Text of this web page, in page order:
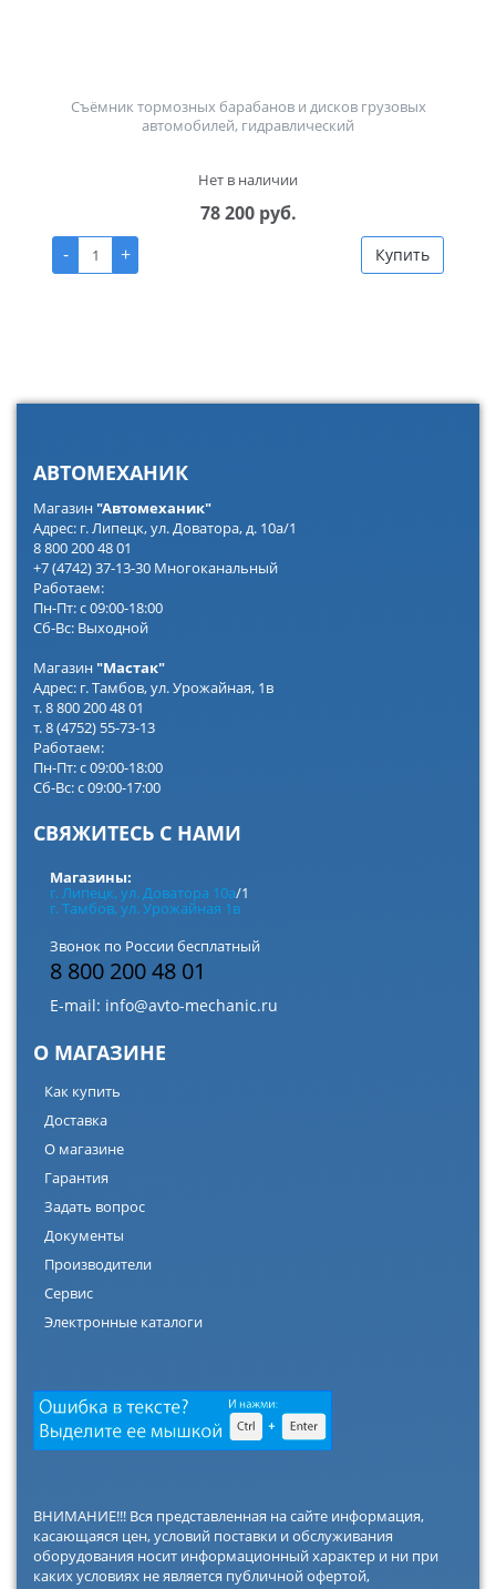
Съёмник тормозных барабанов и дисков грузовых
автомобилей, гидравлический
Нет в наличии
78 200 руб.
-
+ Купить
АВТОМЕХАНИК
Магазин"Автомеханик"
Адрес: г. Липецк, ул. Доватора, д. 10а/1
8 800 200 48 01
+7 (4742) 37-13-30 Многоканальный
Работаем:
Пн-Пт: с 09:00-18:00
Сб-Вс: Выходной
Магазин"Мастак"
Адрес: г. Тамбов, ул. Урожайная, 1в
т. 8 800 200 48 01
т. 8 (4752) 55-73-13
Работаем:
Пн-Пт: с 09:00-18:00
Сб-Вс: с 09:00-17:00
СВЯЖИТЕСЬ С НАМИ
Магазины:
г. Липецк, ул. Доватора 10а/1
г. Тамбов, ул. Урожайная 1в
Звонок по России бесплатный
8 800 200 48 01
E-mail: info@avto-mechanic.ru
О МАГАЗИНЕ
Как купить
Доставка
О магазине
Гарантия
Задать вопрос
Документы
Производители
Сервис
Электронные каталоги
ВНИМАНИЕ!!! Вся представленная на сайте информация,
касающаяся цен, условий поставки и обслуживания
оборудования носит информационный характер и ни при
каких условиях не является публичной офертой,